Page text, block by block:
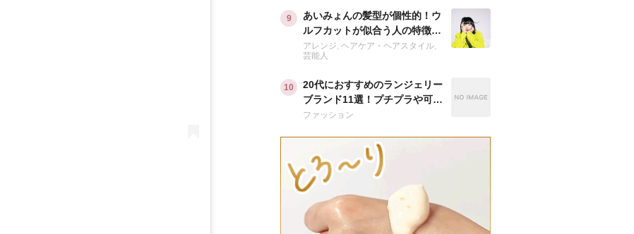
あいみょんの髪型が個性的！ウ
ルフカットが似合う人の特徴
は？
アレンジ ヘアケア・ヘアスタイル
芸能人
20代におすすめのランジェリー
ブランド11選！プチプラや可愛
い人気の下着は？
ファッション